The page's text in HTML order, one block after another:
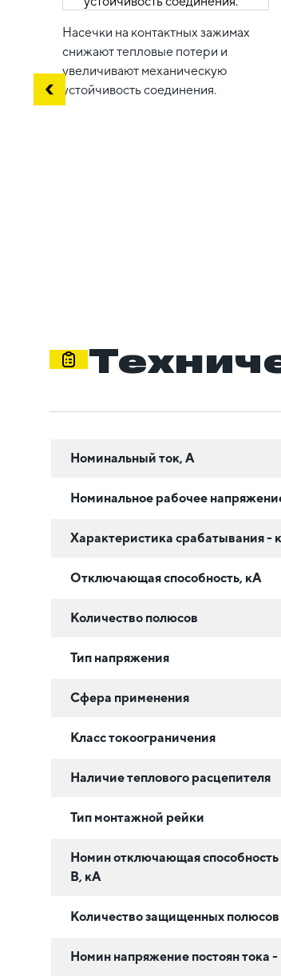
Насечки на контактных зажимах
снижают тепловые потери и
увеличивают механическую
устойчивость соединения.
Номинальный ток, А
Номинальное рабочее
Характеристика срабатывания -
Отключающая способность, кА
Количество полюсов
Тип напряжения
Сфера применения
Класс токоограничения
Наличие теплового расцепителя
Тип монтажной рейки
Номин отключающая
В, кА
Количество защищенных полюсов
Номин напряжение постоян тока -